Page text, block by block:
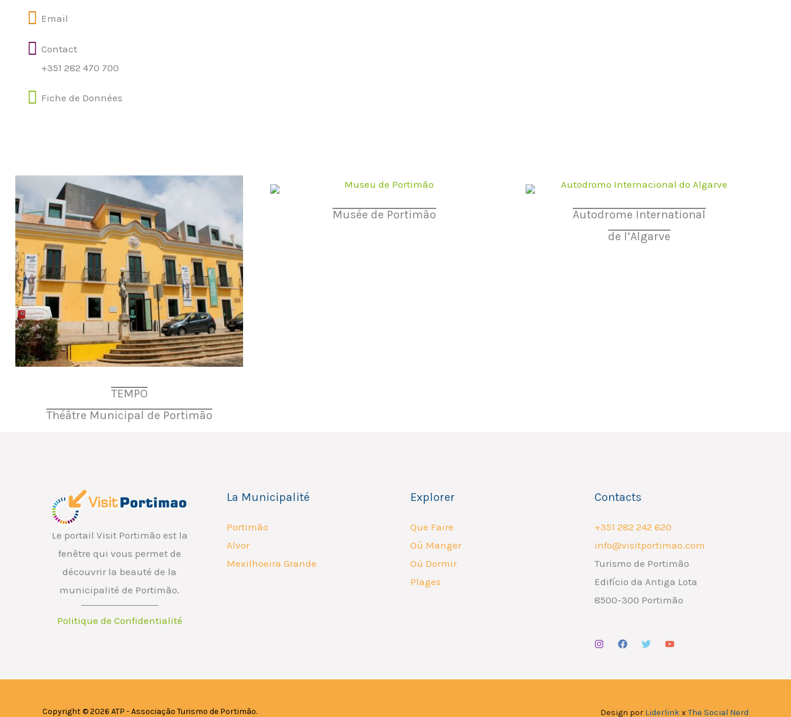
Email
Contact
+351 282 470 700
Fiche de Données
TEMPO
Théâtre Municipal de Portimão
Musée de Portimão
Autodrome International
de l’Algarve
Le portail Visit Portimão est la
fenêtre qui vous permet de
découvrir la beauté de la
municipalité de Portimão.
Politique de Confidentialité
La Municipalité
Portimão
Alvor
Mexilhoeira Grande
Explorer
Que Faire
Où Manger
Où Dormir
Plages
Contacts
+351 282 242 620
info@visitportimao.com
Turismo de Portimão
Edifício da Antiga Lota
8500-300 Portimão
Copyright © 2026 ATP - Associação Turismo de Portimão. Design por Liderlink xThe Social Nerd